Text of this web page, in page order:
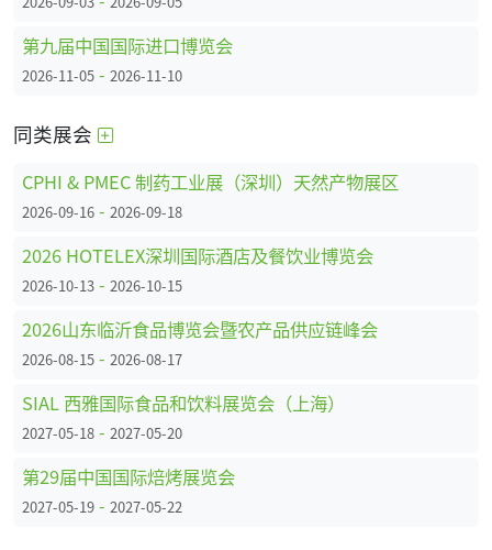
第九届中国国际进口博览会
2026-11-05 - 2026-11-10
同类展会
CPHI & PMEC 制药工业展（深圳）天然产物展区
2026-09-16 - 2026-09-18
2026 HOTELEX深圳国际酒店及餐饮业博览会
2026-10-13 - 2026-10-15
2026山东临沂食品博览会暨农产品供应链峰会
2026-08-15 - 2026-08-17
SIAL 西雅国际食品和饮料展览会（上海）
2027-05-18 - 2027-05-20
第29届中国国际焙烤展览会
2027-05-19 - 2027-05-22